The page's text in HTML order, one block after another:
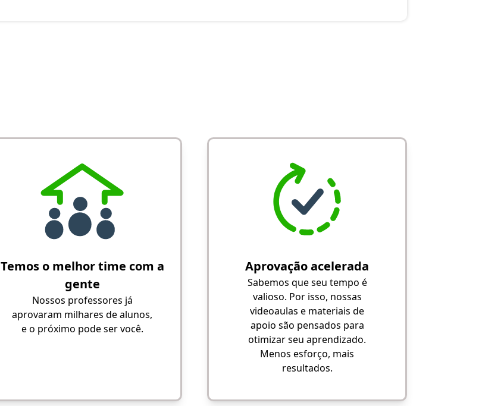
Temos o melhor time com a
gente
Nossos professores já
aprovaram milhares de alunos,
e o próximo pode ser você.
Aprovação acelerada
Sabemos que seu tempo é
valioso. Por isso, nossas
videoaulas e materiais de
apoio são pensados para
otimizar seu aprendizado.
Menos esforço, mais
resultados.